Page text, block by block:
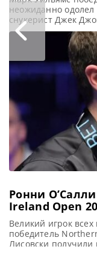
неожиданно
снукерист Джек
дневной сессии
2026, сообщает
становился
еще в другом
Ронни
Ireland Open
участие в
чемпионов
Великий игрок
победитель
Лисовски